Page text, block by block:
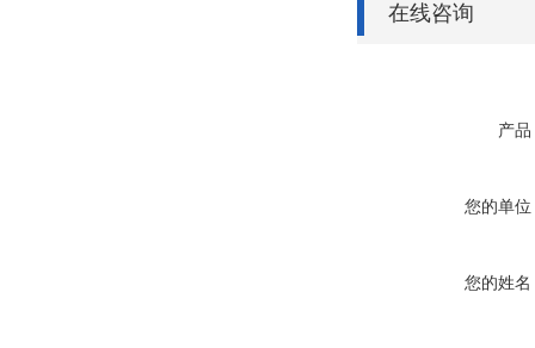
在线咨询
产品
您的单位
您的姓名